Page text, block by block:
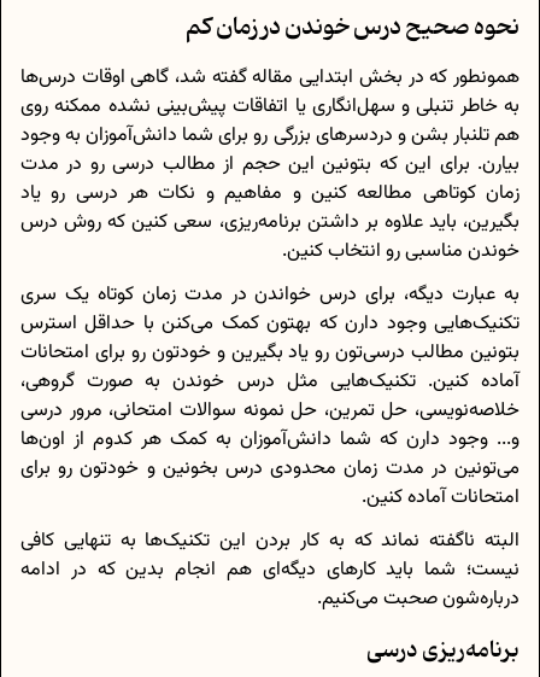
نحوه صحیح درس خوندن در زمان کم
همونطور که در بخش ابتدایی مقاله گفته شد، گاهی اوقات درس‌ها
به خاطر تنبلی و سهل‌انگاری یا اتفاقات پیش‌بینی نشده ممکنه روی
هم تلنبار بشن و دردسرهای بزرگی رو برای شما دانش‌آموزان به وجود
بیارن. برای این که بتونین این حجم از مطالب درسی رو در مدت
زمان کوتاهی مطالعه کنین و مفاهیم و نکات هر درسی رو یاد
بگیرین، باید علاوه بر داشتن برنامه‌ریزی، سعی کنین که روش درس
خوندن مناسبی رو انتخاب کنین.
به عبارت دیگه، برای درس خواندن در مدت زمان کوتاه یک سری
تکنیک‌هایی وجود دارن که بهتون کمک می‌کنن با حداقل استرس
بتونین مطالب درسی‌تون رو یاد بگیرین و خودتون رو برای امتحانات
آماده کنین. تکنیک‌هایی مثل درس خوندن به صورت گروهی،
خلاصه‌نویسی، حل تمرین، حل نمونه سوالات امتحانی، مرور درسی
و... وجود دارن که شما دانش‌آموزان به کمک هر کدوم از اون‌ها
می‌تونین در مدت زمان محدودی درس بخونین و خودتون رو برای
امتحانات آماده کنین.
البته ناگفته نماند که به کار بردن این تکنیک‌ها به تنهایی کافی
نیست؛ شما باید کارهای دیگه‌ای هم انجام بدین که در ادامه
درباره‌شون صحبت می‌کنیم.
برنامه‌ریزی درسی